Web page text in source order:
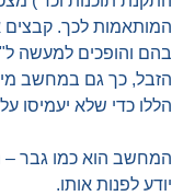
המותאמות לכך. קבצים
בהם והופכים למעשה
הזבל, כך גם במחשב
הללו כדי שלא יעמיסו
המחשב הוא כמו גבר –
יודע לפנות אותו.